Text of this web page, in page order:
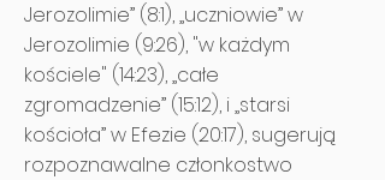
Jerozolimie” (8:1), „uczniowie” w
Jerozolimie (9:26), "w każdym
kościele" (14:23), „całe
zgromadzenie” (15:12), i „starsi
kościoła” w Efezie (20:17), sugerują
rozpoznawalne członkostwo